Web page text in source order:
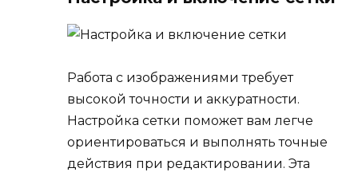
Работа с изображениями требует
высокой точности и аккуратности.
Настройка сетки поможет вам легче
ориентироваться и выполнять точные
действия при редактировании. Эта